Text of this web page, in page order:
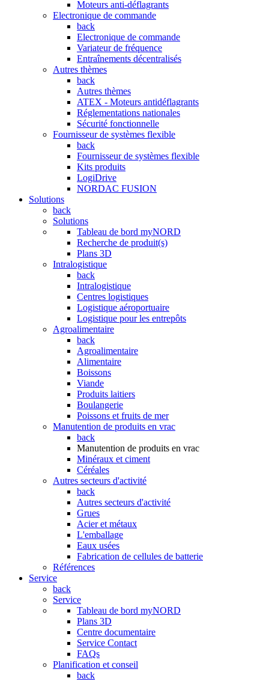
Moteurs anti-déflagrants
Electronique de commande
back
Electronique de commande
Variateur de fréquence
Entraînements décentralisés
Autres thèmes
back
Autres thèmes
ATEX - Moteurs antidéflagrants
Réglementations nationales
Sécurité fonctionnelle
Fournisseur de systèmes flexible
back
Fournisseur de systèmes flexible
Kits produits
LogiDrive
NORDAC FUSION
Solutions
back
Solutions
Tableau de bord myNORD
Recherche de produit(s)
Plans 3D
Intralogistique
back
Intralogistique
Centres logistiques
Logistique aéroportuaire
Logistique pour les entrepôts
Agroalimentaire
back
Agroalimentaire
Alimentaire
Boissons
Viande
Produits laitiers
Boulangerie
Poissons et fruits de mer
Manutention de produits en vrac
back
Manutention de produits en vrac
Minéraux et ciment
Céréales
Autres secteurs d'activité
back
Autres secteurs d'activité
Grues
Acier et métaux
L'emballage
Eaux usées
Fabrication de cellules de batterie
Références
Service
back
Service
Tableau de bord myNORD
Plans 3D
Centre documentaire
Service Contact
FAQs
Planification et conseil
back